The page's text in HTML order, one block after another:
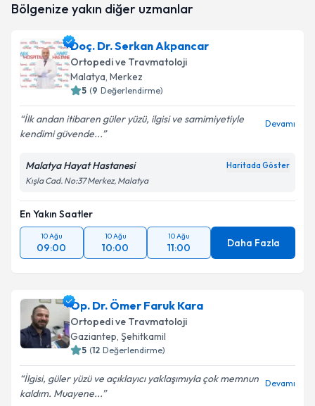
Bölgenize yakın diğer uzmanlar
Doç. Dr. Serkan Akpancar
Ortopedi ve Travmatoloji
Malatya, Merkez
5 (9 Değerlendirme)
İlk andan itibaren güler yüzü, ilgisi ve samimiyetiyle
kendimi güvende...
Devamı
Malatya Hayat Hastanesi Haritada Göster
Kışla Cad. No:37 Merkez, Malatya
En Yakın Saatler
10 Ağu
09:00
10 Ağu
10:00
10 Ağu
11:00 Daha Fazla
Op. Dr. Ömer Faruk Kara
Ortopedi ve Travmatoloji
Gaziantep, Şehitkamil
5 (12 Değerlendirme)
İlgisi, güler yüzü ve açıklayıcı yaklaşımıyla çok memnun
kaldım. Muayene...
Devamı